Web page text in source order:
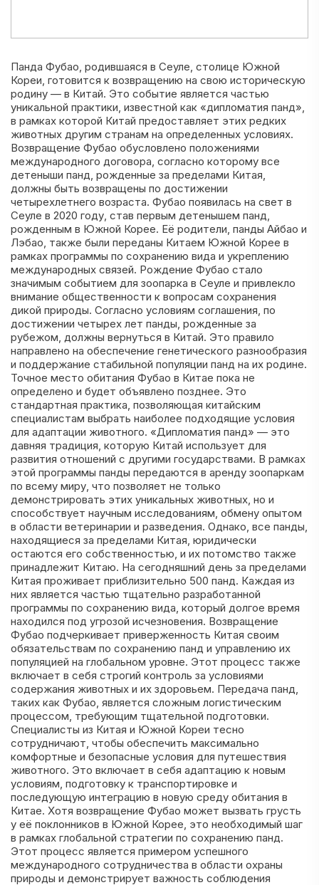
Панда Фубао, родившаяся в Сеуле, столице Южной
Кореи, готовится к возвращению на свою историческую
родину — в Китай. Это событие является частью
уникальной практики, известной как «дипломатия панд»,
в рамках которой Китай предоставляет этих редких
животных другим странам на определенных условиях.
Возвращение Фубао обусловлено положениями
международного договора, согласно которому все
детеныши панд, рожденные за пределами Китая,
должны быть возвращены по достижении
четырехлетнего возраста. Фубао появилась на свет в
Сеуле в 2020 году, став первым детенышем панд,
рожденным в Южной Корее. Её родители, панды Айбао и
Лэбао, также были переданы Китаем Южной Корее в
рамках программы по сохранению вида и укреплению
международных связей. Рождение Фубао стало
значимым событием для зоопарка в Сеуле и привлекло
внимание общественности к вопросам сохранения
дикой природы. Согласно условиям соглашения, по
достижении четырех лет панды, рожденные за
рубежом, должны вернуться в Китай. Это правило
направлено на обеспечение генетического разнообразия
и поддержание стабильной популяции панд на их родине.
Точное место обитания Фубао в Китае пока не
определено и будет объявлено позднее. Это
стандартная практика, позволяющая китайским
специалистам выбрать наиболее подходящие условия
для адаптации животного. «Дипломатия панд» — это
давняя традиция, которую Китай использует для
развития отношений с другими государствами. В рамках
этой программы панды передаются в аренду зоопаркам
по всему миру, что позволяет не только
демонстрировать этих уникальных животных, но и
способствует научным исследованиям, обмену опытом
в области ветеринарии и разведения. Однако, все панды,
находящиеся за пределами Китая, юридически
остаются его собственностью, и их потомство также
принадлежит Китаю. На сегодняшний день за пределами
Китая проживает приблизительно 500 панд. Каждая из
них является частью тщательно разработанной
программы по сохранению вида, который долгое время
находился под угрозой исчезновения. Возвращение
Фубао подчеркивает приверженность Китая своим
обязательствам по сохранению панд и управлению их
популяцией на глобальном уровне. Этот процесс также
включает в себя строгий контроль за условиями
содержания животных и их здоровьем. Передача панд,
таких как Фубао, является сложным логистическим
процессом, требующим тщательной подготовки.
Специалисты из Китая и Южной Кореи тесно
сотрудничают, чтобы обеспечить максимально
комфортные и безопасные условия для путешествия
животного. Это включает в себя адаптацию к новым
условиям, подготовку к транспортировке и
последующую интеграцию в новую среду обитания в
Китае. Хотя возвращение Фубао может вызвать грусть
у её поклонников в Южной Корее, это необходимый шаг
в рамках глобальной стратегии по сохранению панд.
Этот процесс является примером успешного
международного сотрудничества в области охраны
природы и демонстрирует важность соблюдения